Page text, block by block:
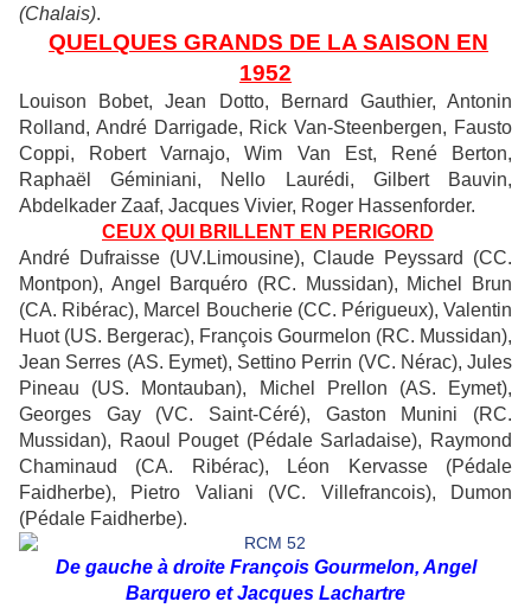
(Chalais).
QUELQUES GRANDS DE LA SAISON EN
1952
Louison Bobet, Jean Dotto, Bernard Gauthier, Antonin
Rolland, André Darrigade, Rick Van-Steenbergen, Fausto
Coppi, Robert Varnajo, Wim Van Est, René Berton,
Raphaël Géminiani, Nello Laurédi, Gilbert Bauvin,
Abdelkader Zaaf, Jacques Vivier, Roger Hassenforder.
CEUX QUI BRILLENT EN PERIGORD
André Dufraisse (UV.Limousine), Claude Peyssard (CC.
Montpon), Angel Barquéro (RC. Mussidan), Michel Brun
(CA. Ribérac), Marcel Boucherie (CC. Périgueux), Valentin
Huot (US. Bergerac), François Gourmelon (RC. Mussidan),
Jean Serres (AS. Eymet), Settino Perrin (VC. Nérac), Jules
Pineau (US. Montauban), Michel Prellon (AS. Eymet),
Georges Gay (VC. Saint-Céré), Gaston Munini (RC.
Mussidan), Raoul Pouget (Pédale Sarladaise), Raymond
Chaminaud (CA. Ribérac), Léon Kervasse (Pédale
Faidherbe), Pietro Valiani (VC. Villefrancois), Dumon
(Pédale Faidherbe).
De gauche à droite François Gourmelon, Angel
Barquero et Jacques Lachartre